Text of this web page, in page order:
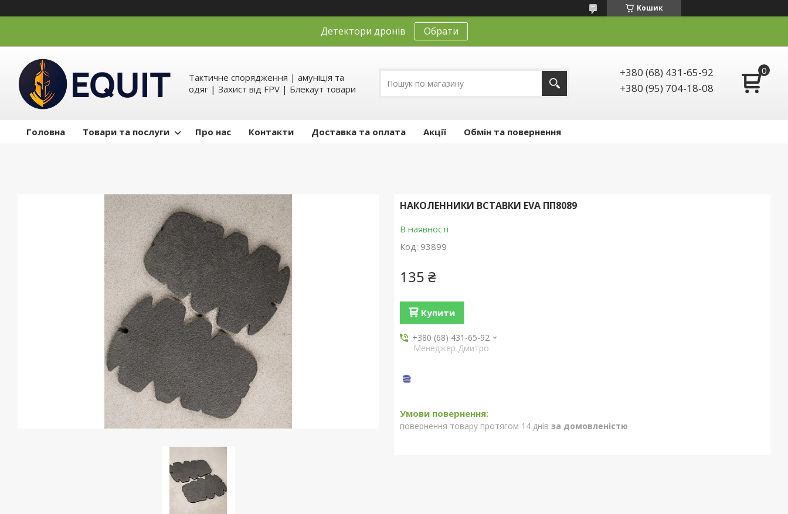
Кошик
Детектори дронів Обрати
Тактичне спорядження | амуніція та
одяг | Захист від FPV | Блекаут товари
+380 (68) 431-65-92
+380 (95) 704-18-08
Головна Товари та послуги Про нас Контакти Доставка та оплата Акції Обмін та повернення
НАКОЛЕННИКИ ВСТАВКИ EVA ПП8089
В наявності
Код: 93899
135 ₴
Купити
+380 (68) 431-65-92
Менеджер Дмитро
повернення товару протягом 14 днів за домовленістю